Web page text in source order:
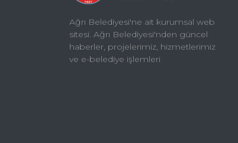
Ağrı Belediyesi'ne ait kurumsal web
sitesi. Ağrı Belediyesi'nden güncel
haberler, projelerimiz, hizmetlerimiz
ve e-belediye işlemleri